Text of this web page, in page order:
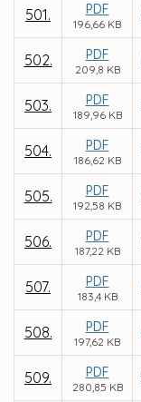
501. PDF
196,66 KB
502. PDF
209,8 KB
503. PDF
189,96 KB
504. PDF
186,62 KB
505. PDF
192,58 KB
506. PDF
187,22 KB
507. PDF
183,4 KB
508. PDF
197,62 KB
509. PDF
280,85 KB